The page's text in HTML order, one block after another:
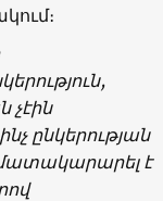
չէին
ընկերության
մատակարարել է